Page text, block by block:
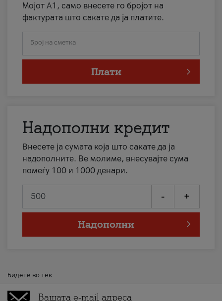
Мојот А1, само внесете го бројот на
фактурата што сакате да ја платите.
Број на сметка
Плати
Надополни кредит
Внесете ја сумата која што сакате да ја
надополните. Ве молиме, внесувајте сума
помеѓу 100 и 1000 денари.
- +
Надополни
Бидете во тек